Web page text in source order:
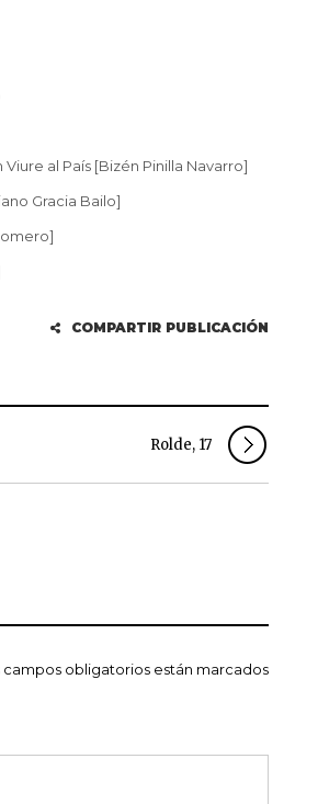
al País [Bizén Pinilla Navarro]
Gracia Bailo]
COMPARTIR PUBLICACIÓN
Rolde, 17
campos obligatorios están marcados